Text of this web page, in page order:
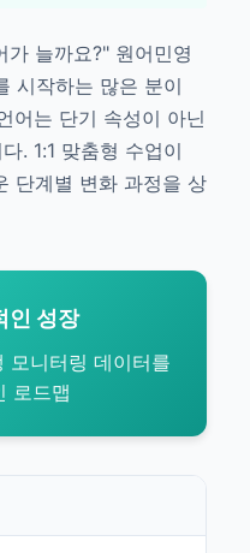
늘까요?" 원어민영
시작하는 많은 분이
어는 단기 속성이 아닌
. 1:1 맞춤형 수업이
단계별 변화 과정을 상
인 성장
모니터링 데이터를
로드맵